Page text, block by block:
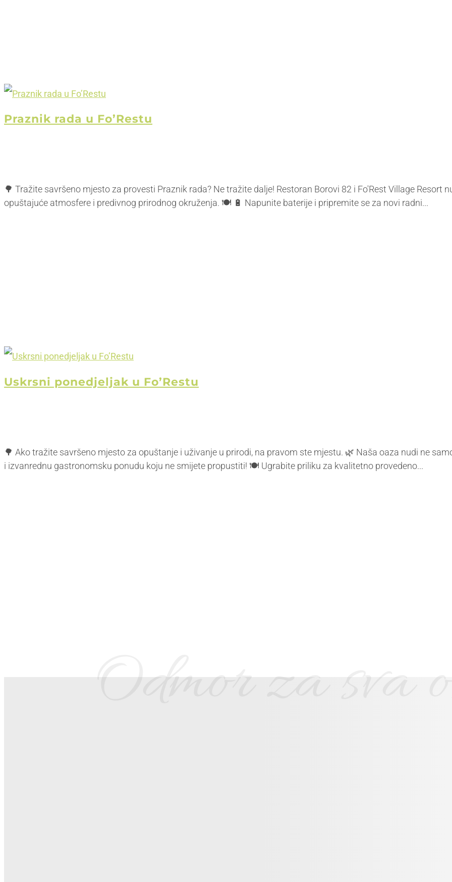
Praznik rada u Fo’Restu
🌳 Tražite savršeno mjesto za provesti Praznik rada? Ne tražite dalje! Restoran Borovi 82 i Fo'Rest Village Resort
opuštajuće atmosfere i predivnog prirodnog okruženja. 🍽️ 🔋 Napunite baterije i pripremite se za novi radni...
Uskrsni ponedjeljak u Fo’Restu
🌳 Ako tražite savršeno mjesto za opuštanje i uživanje u prirodi, na pravom ste mjestu. 🌿 Naša oaza nudi ne
i izvanrednu gastronomsku ponudu koju ne smijete propustiti! 🍽️ Ugrabite priliku za kvalitetno provedeno...
Odmor za sva